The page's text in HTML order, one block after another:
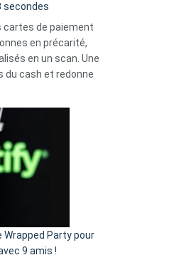
secondes
cartes de paiement
en précarité,
en un scan. Une
du cash et redonne
Wrapped Party pour
9 amis !